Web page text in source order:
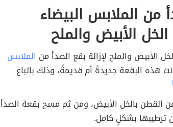
من الملابس البيضاء
الأبيض والملح
الأبيض والملح لإزالة بقع الصدأ من الملابس
هذه البقعة جديدةً أم قديمةً، وذلك باتباع
القطن بالخل الأبيض، ومن ثم مسح بقعة الصدأ
ترطيبها بشكلٍ كامل.